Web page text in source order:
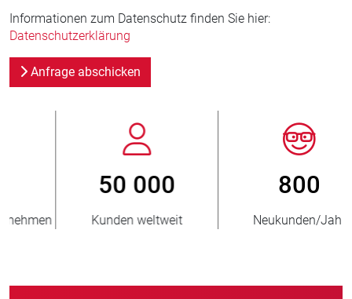
Informationen zum Datenschutz finden Sie hier:
Datenschutzerklärung
Anfrage abschicken
800
Neukunden/Jahr
> 3 500 000
verkaufte Einheiten